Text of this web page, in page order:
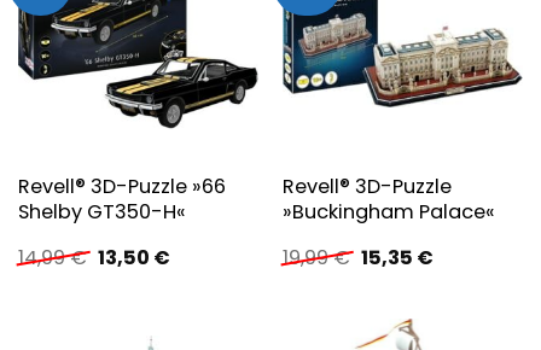
Revell® 3D-Puzzle »66
Shelby GT350-H«
14,99€ Ursprünglicher
Preis
13,50 €Aktueller
Revell® 3D-Puzzle
»Buckingham Palace«
19,99€ Ursprünglicher
Preis
19,99 €
15,35 €Aktueller